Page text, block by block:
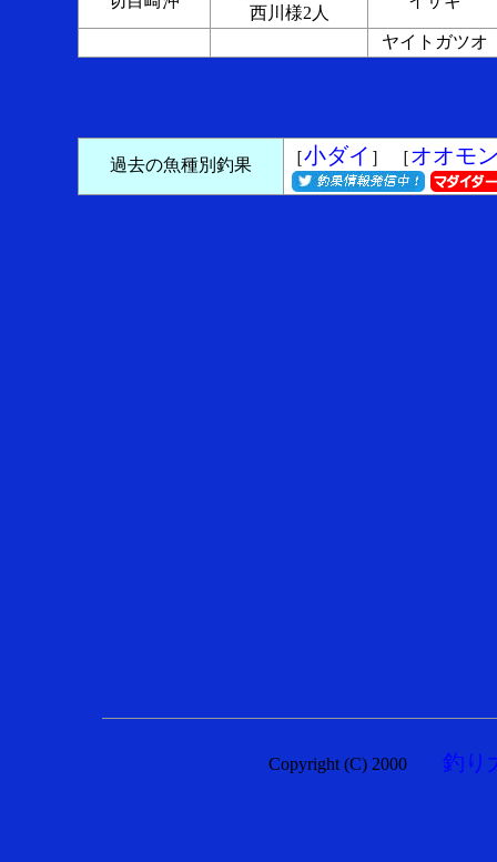
西川様2人
ヤイトガツオ
過去の魚種別釣果 ［小ダイ ］ ［オオモ
Copyright (C) 2000 釣り